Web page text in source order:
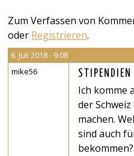
Zum Verfassen von
oder Registrieren.
6. Juli 2018 - 9:08
mike56 STIPENDIEN
Ich komme
der
machen.
sind auch
bekommen?